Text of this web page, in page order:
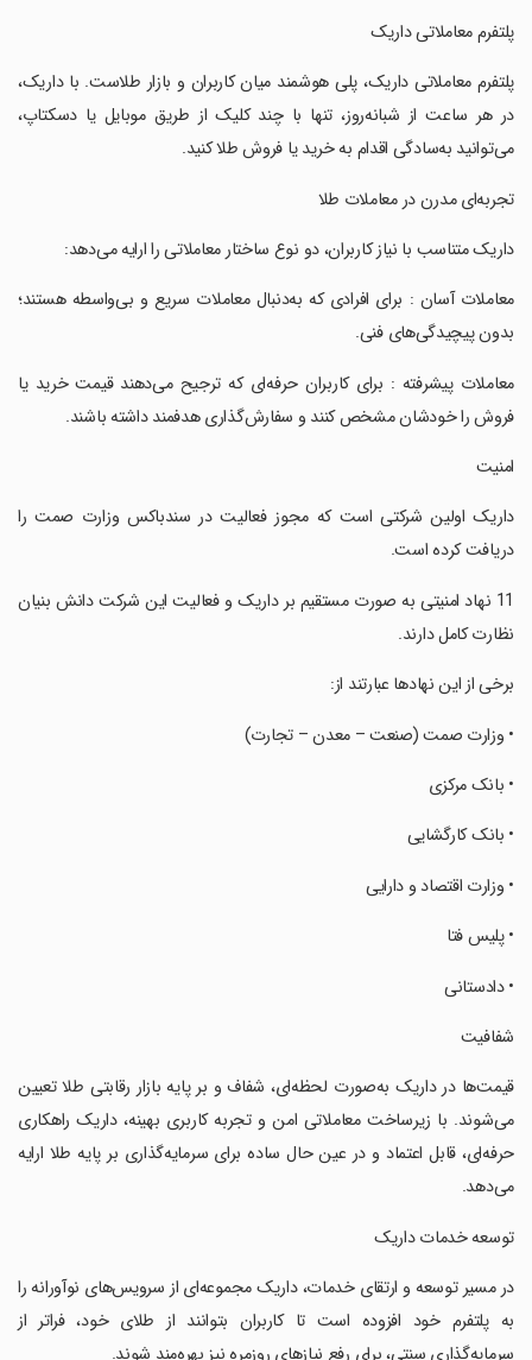
‏‏‏پلتفرم معاملاتی داریک
‏‏‏پلتفرم معاملاتی داریک، پلی هوشمند میان کاربران و بازار طلاست. با داریک،
در هر ساعت از شبانه‌روز، تنها با چند کلیک از طریق موبایل یا دسکتاپ،
می‌توانید به‌سادگی اقدام به خرید یا فروش طلا کنید.
‏‏‏تجربه‌ای مدرن در معاملات طلا
‏‏‏داریک متناسب با نیاز کاربران، دو نوع ساختار معاملاتی را ارایه می‌دهد:
‏‏‏معاملات آسان : برای افرادی که به‌دنبال معاملات سریع و بی‌واسطه هستند؛
بدون پیچیدگی‌های فنی.
‏‏‏معاملات پیشرفته : برای کاربران حرفه‌ای که ترجیح می‌دهند قیمت خرید یا
فروش را خودشان مشخص کنند و سفارش‌گذاری هدفمند داشته باشند.
‏‏‏امنیت
‏‏‏داریک اولین شرکتی است که مجوز فعالیت در سندباکس وزارت صمت را
دریافت کرده است.
‏‏‏11 نهاد امنیتی به صورت مستقیم بر داریک و فعالیت این شرکت دانش بنیان
نظارت کامل دارند.
‏‏‏برخی از این نهادها عبارتند از:
‏‏‏• وزارت صمت (صنعت – معدن – تجارت)
‏‏‏• بانک مرکزی
‏‏‏• بانک کارگشایی
‏‏‏• وزارت اقتصاد و دارایی
‏‏‏• پلیس فتا
‏‏‏• دادستانی
‏‏‏شفافیت
‏‏‏قیمت‌ها در داریک به‌صورت لحظه‌ای، شفاف و بر پایه‌ بازار رقابتی طلا تعیین
می‌شوند. با زیرساخت معاملاتی امن و تجربه کاربری بهینه، داریک راهکاری
حرفه‌ای، قابل اعتماد و در عین حال ساده برای سرمایه‌گذاری بر پایه طلا ارایه
می‌دهد.
‏‏‏توسعه خدمات داریک
‏‏‏در مسیر توسعه و ارتقای خدمات، داریک مجموعه‌ای از سرویس‌های نوآورانه را
به پلتفرم خود افزوده است تا کاربران بتوانند از طلای خود، فراتر از